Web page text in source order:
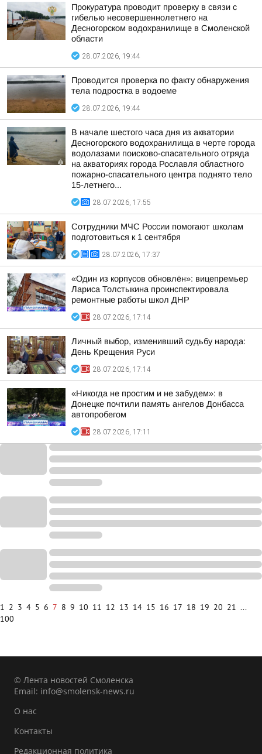
Прокуратура проводит проверку в связи с
гибелью несовершеннолетнего на
Десногорском водохранилище в Смоленской
области
28.07.2026, 19:44
Проводится проверка по факту обнаружения
тела подростка в водоеме
28.07.2026, 19:44
В начале шестого часа дня из акватории
Десногорского водохранилища в черте города
водолазами поисково-спасательного отряда
на акваториях города Рославля областного
пожарно-спасательного центра поднято тело
15-летнего...
28.07.2026, 17:55
Сотрудники МЧС России помогают школам
подготовиться к 1 сентября
28.07.2026, 17:37
«Один из корпусов обновлён»: вицепремьер
Лариса Толстыкина проинспектировала
ремонтные работы школ ДНР
28.07.2026, 17:14
Личный выбор, изменивший судьбу народа:
День Крещения Руси
28.07.2026, 17:14
«Никогда не простим и не забудем»: в
Донецке почтили память ангелов Донбасса
автопробегом
28.07.2026, 17:11
1 2 3 4 5 6 7 8 9 10 11 12 13 14 15 16 17 18 19 20 21 ...
100
© Лента новостей Смоленска
Email: info@smolensk-news.ru
О нас
Контакты
Редакционная политика